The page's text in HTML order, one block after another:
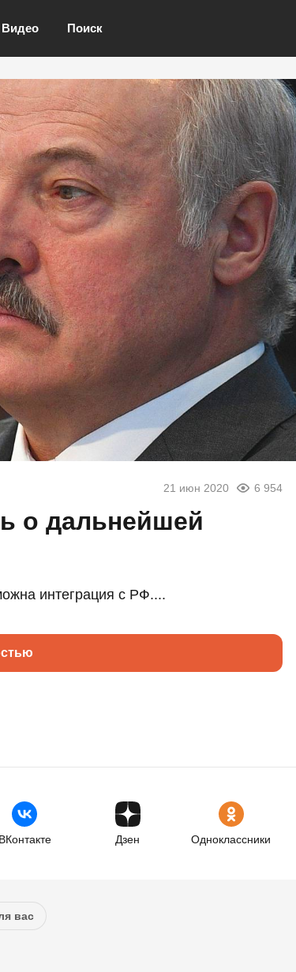
Видео Поиск
21 июн 2020 6 954
о дальнейшей
интеграция с РФ....
ВКонтакте Дзен Одноклассники
вас